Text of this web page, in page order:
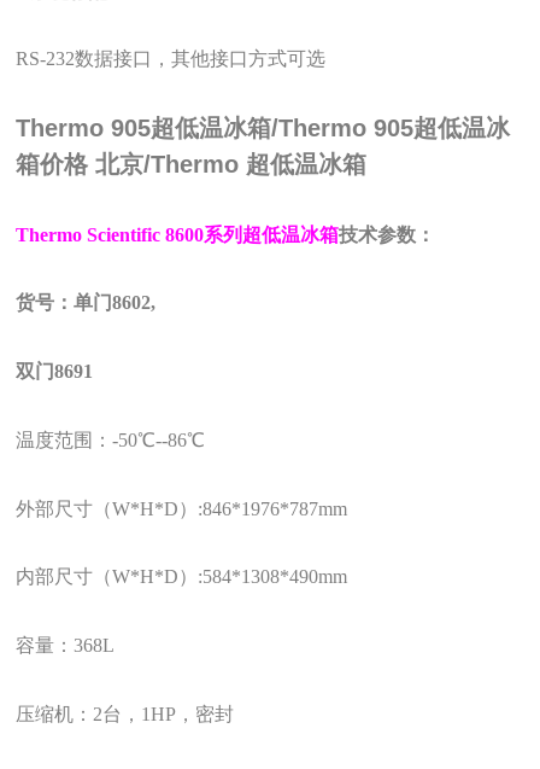
RS-232数据接口，其他接口方式可选
Thermo 905超低温冰箱/Thermo 905超低温冰
箱价格 北京/Thermo 超低温冰箱
Thermo Scientific 8600系列超低温冰箱技术参数：
货号：单门8602,
双门8691
温度范围：-50℃--86℃
外部尺寸（W*H*D） :846*1976*787mm
内部尺寸（W*H*D） :584*1308*490mm
容量：368L
压缩机： 2台， 1HP ，密封